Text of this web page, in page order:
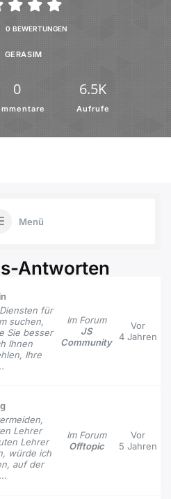
0 BEWERTUNGEN
GERASIM
0 6.5K
Aufrufe
Menü
Antworten
für
suchen,
Sie besser
Ihnen
Ihre
Im Forum
JS
Community
Vor
4 Jahren
Lehrer
Lehrer
würde ich
auf der
Im Forum
Offtopic
Vor
5 Jahren